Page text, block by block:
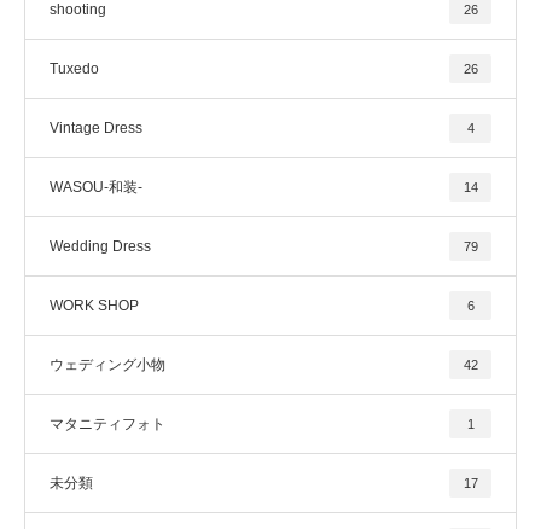
shooting 26
Tuxedo 26
Vintage Dress 4
WASOU-和装- 14
Wedding Dress 79
WORK SHOP 6
ウェディング小物 42
マタニティフォト 1
未分類 17